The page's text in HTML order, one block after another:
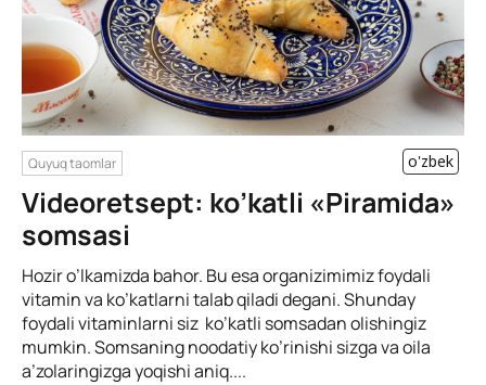
Quyuq taomlar o'zbek
Videoretsept: ko’katli «Piramida»
somsasi
Hozir o’lkamizda bahor. Bu esa organizimimiz foydali
vitamin va ko’katlarni talab qiladi degani. Shunday
foydali vitaminlarni siz ko’katli somsadan olishingiz
mumkin. Somsaning noodatiy ko’rinishi sizga va oila
a’zolaringizga yoqishi aniq....